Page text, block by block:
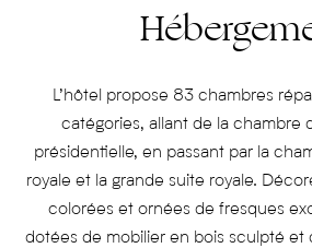
L’hôtel propose 83 chambres
catégories, allant de la chambre
présidentielle, en passant par la
royale et la grande suite royale.
colorées et ornées de fresques
dotées de mobilier en bois sculpté et